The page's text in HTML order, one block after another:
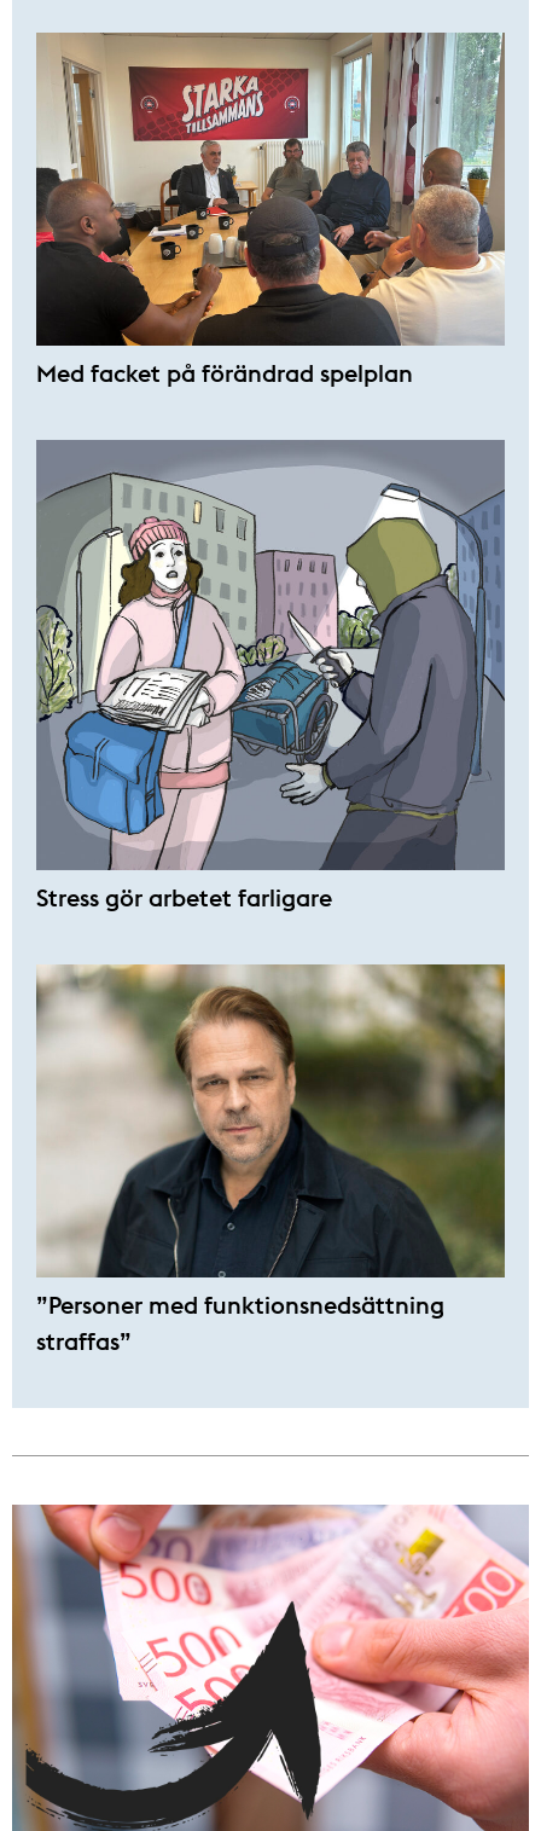
Med facket på förändrad spelplan
Stress gör arbetet farligare
”Personer med funktionsnedsättning
straffas”